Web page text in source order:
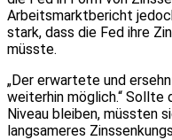
Arbeitsmarktbericht
stark, dass die Fed ihre
müsste.
„Der erwartete und
weiterhin möglich.“
Niveau bleiben, müssten
langsameres